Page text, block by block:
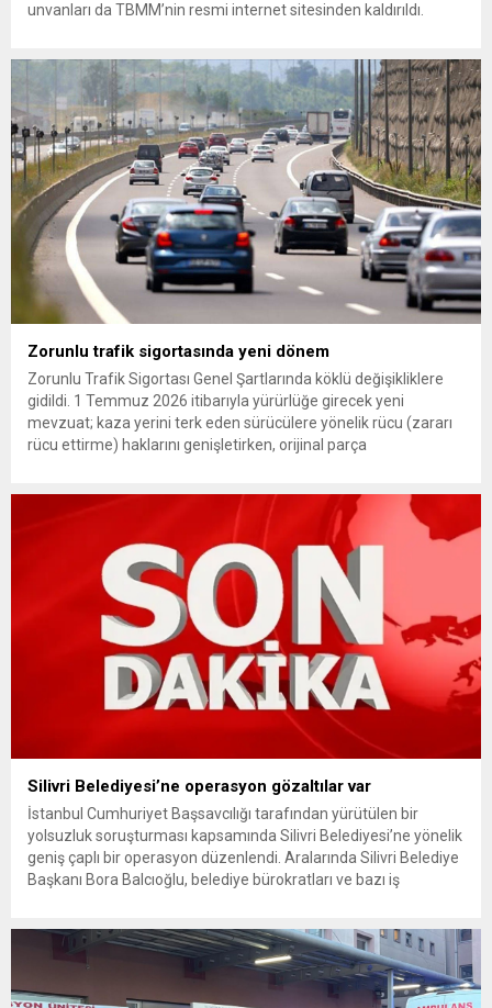
unvanları da TBMM’nin resmi internet sitesinden kaldırıldı.
çıkarma cezası uygulanmak üzere Yüksek Disiplin Kurulu’na
(YDK) sevk edilen ve partideki tüm görevlerinden...
Zorunlu trafik sigortasında yeni dönem
Zorunlu Trafik Sigortası Genel Şartlarında köklü değişikliklere
gidildi. 1 Temmuz 2026 itibarıyla yürürlüğe girecek yeni
mevzuat; kaza yerini terk eden sürücülere yönelik rücu (zararı
rücu ettirme) haklarını genişletirken, orijinal parça
getiriyor. Hazine Müsteşarlığına bağlı ilgili kurumlarca...
Silivri Belediyesi’ne operasyon gözaltılar var
İstanbul Cumhuriyet Başsavcılığı tarafından yürütülen bir
yolsuzluk soruşturması kapsamında Silivri Belediyesi’ne yönelik
geniş çaplı bir operasyon düzenlendi. Aralarında Silivri Belediye
Başkanı Bora Balcıoğlu, belediye bürokratları ve bazı iş
inceleme ve arama çalışmaları devam ediyor. İstanbul’da...